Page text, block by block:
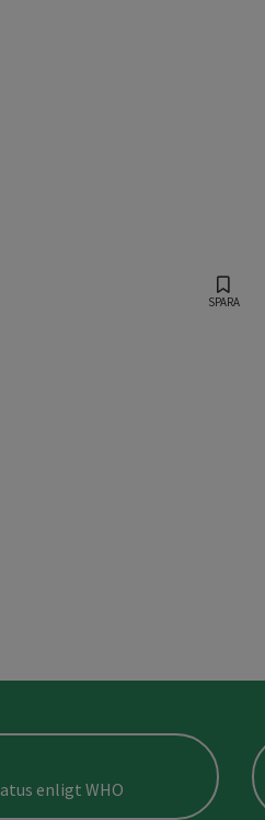
SPARA
enligt WHO